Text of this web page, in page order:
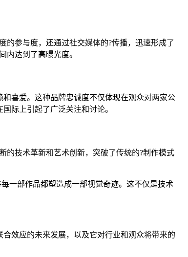
的参与度，还通过社交媒体的?传播，迅速形成了
内达到了高曝光度。
喜爱。这种品牌忠诚度不仅体现在观众对两家公
际上引起了广泛关注和讨论。
的技术革新和艺术创新，突破了传统的?制作模式
一部作品都塑造成一部视觉奇迹。这不仅是技术
效应的未来发展，以及它对行业和观众将带来的